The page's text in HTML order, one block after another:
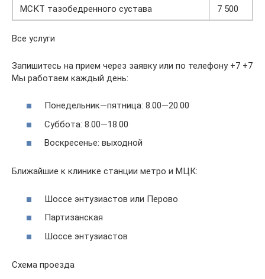
МСКТ тазобедренного сустава
7 500
Все услуги
Запишитесь на прием через заявку или по телефону +7 +7
Мы работаем каждый день:
Понедельник—пятница: 8.00—20.00
Суббота: 8.00—18.00
Воскресенье: выходной
Ближайшие к клинике станции метро и МЦК:
Шоссе энтузиастов или Перово
Партизанская
Шоссе энтузиастов
Схема проезда